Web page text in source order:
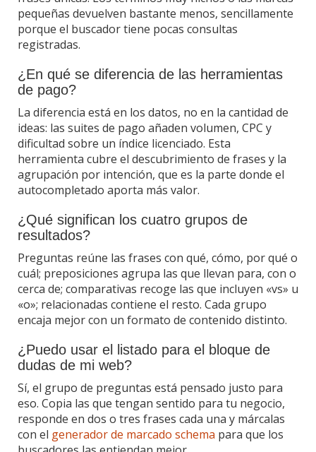
pequeñas devuelven bastante menos, sencillamente
porque el buscador tiene pocas consultas
registradas.
¿En qué se diferencia de las herramientas
de pago?
La diferencia está en los datos, no en la cantidad de
ideas: las suites de pago añaden volumen, CPC y
dificultad sobre un índice licenciado. Esta
herramienta cubre el descubrimiento de frases y la
agrupación por intención, que es la parte donde el
autocompletado aporta más valor.
¿Qué significan los cuatro grupos de
resultados?
Preguntas reúne las frases con qué, cómo, por qué o
cuál; preposiciones agrupa las que llevan para, con o
cerca de; comparativas recoge las que incluyen «vs» u
«o»; relacionadas contiene el resto. Cada grupo
encaja mejor con un formato de contenido distinto.
¿Puedo usar el listado para el bloque de
dudas de mi web?
Sí, el grupo de preguntas está pensado justo para
eso. Copia las que tengan sentido para tu negocio,
responde en dos o tres frases cada una y márcalas
con el generador de marcado schema para que los